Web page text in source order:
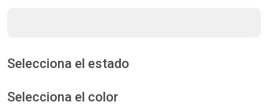
Selecciona el estado
Selecciona el color